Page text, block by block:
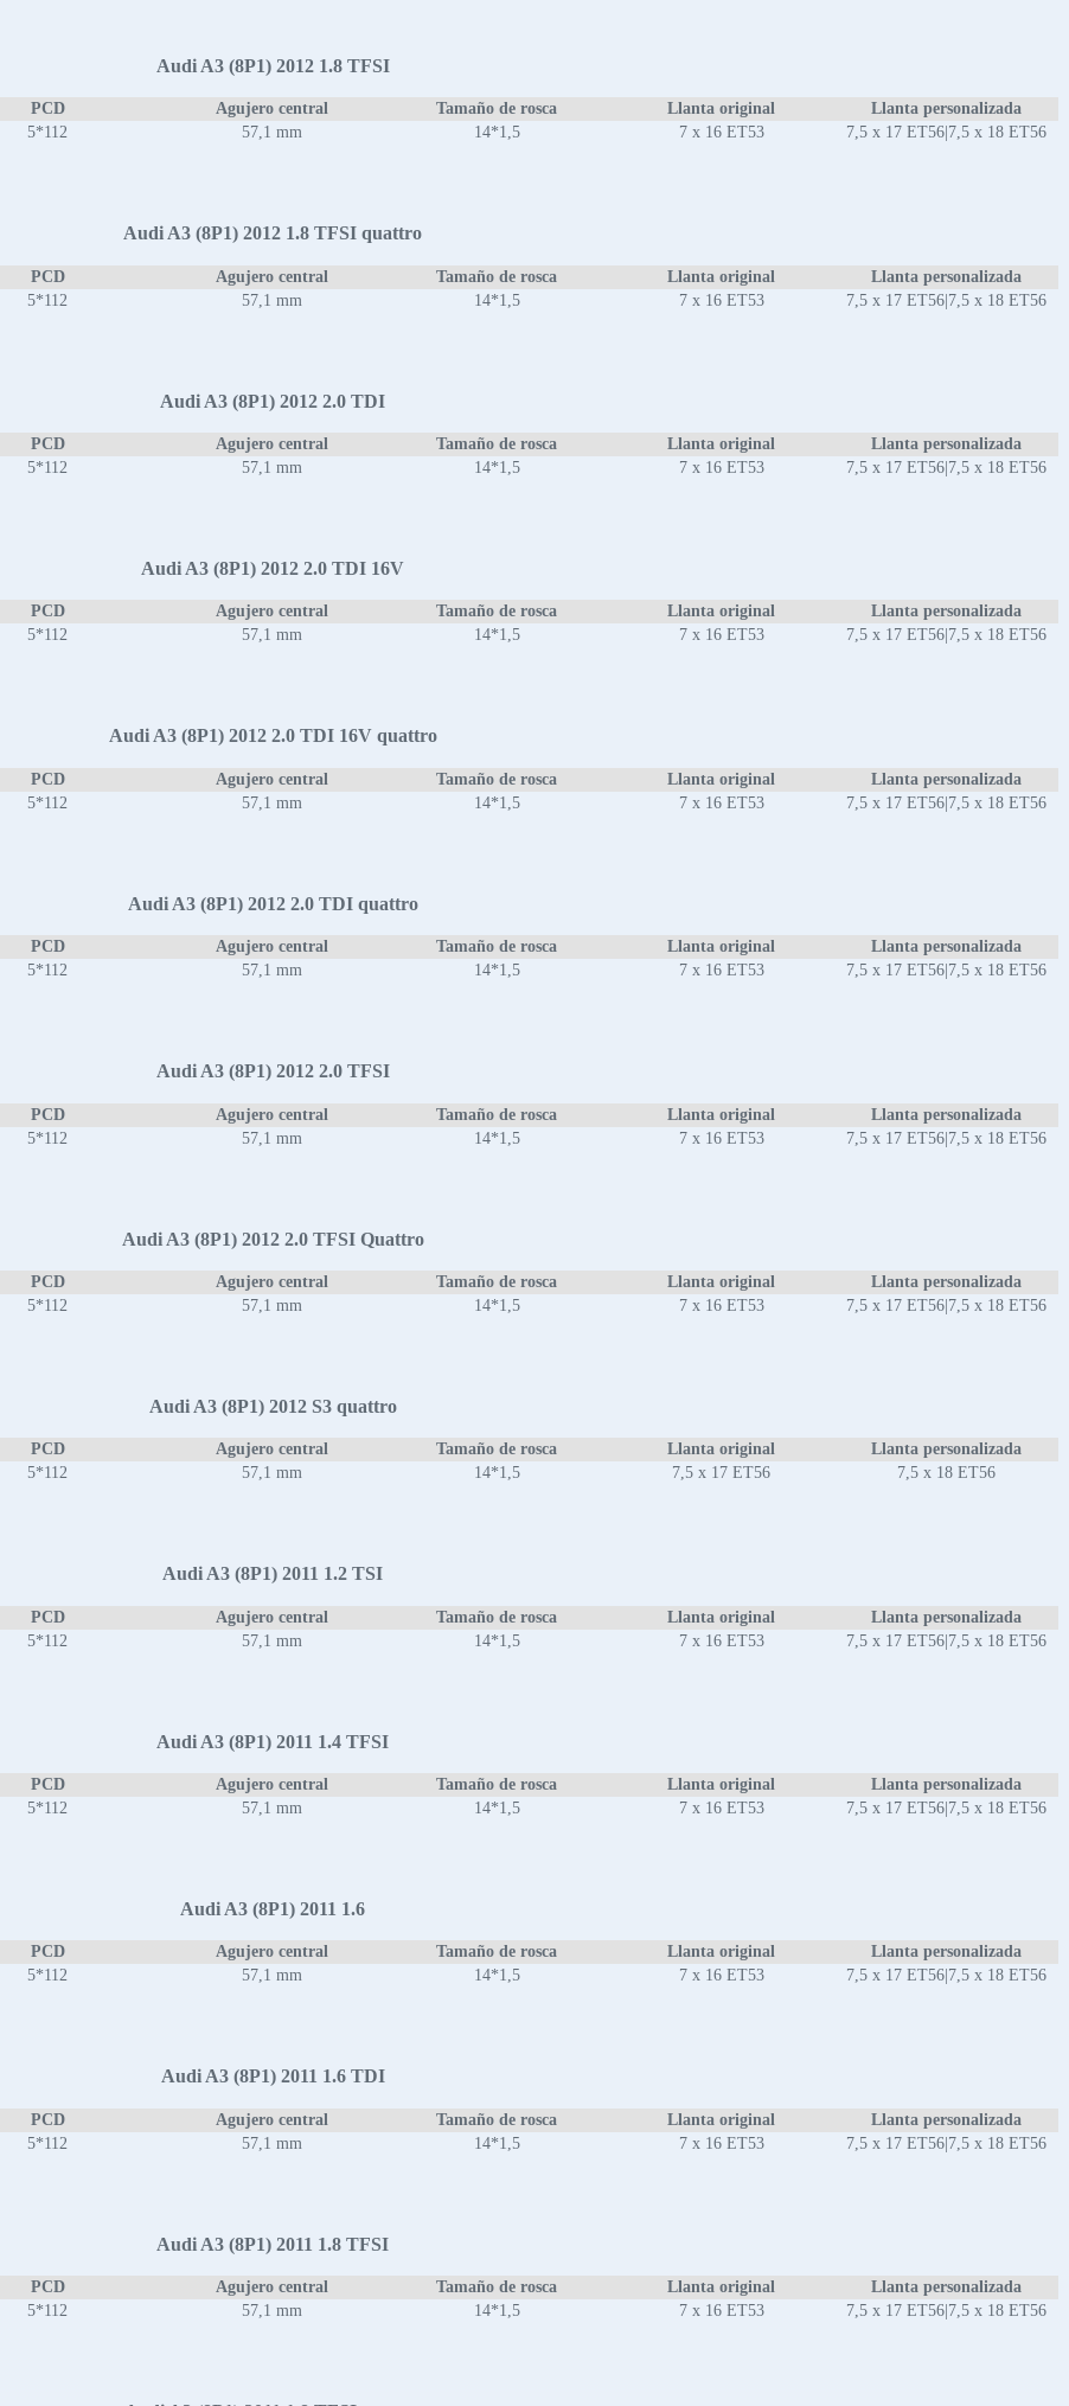
Audi A3 (8P1) 2012 1.8 TFSI
PCD Agujero central Tamaño de rosca Llanta original
Llanta personalizada
5*112 57,1 mm 14*1,5 7 x 16 ET53 7,5 x 17 ET56|7,5 x 18 ET56
Audi A3 (8P1) 2012 1.8 TFSI quattro
PCD Agujero central Tamaño de rosca Llanta original
Llanta personalizada
5*112 57,1 mm 14*1,5 7 x 16 ET53 7,5 x 17 ET56|7,5 x 18 ET56
Audi A3 (8P1) 2012 2.0 TDI
PCD Agujero central Tamaño de rosca Llanta original
Llanta personalizada
5*112 57,1 mm 14*1,5 7 x 16 ET53 7,5 x 17 ET56|7,5 x 18 ET56
Audi A3 (8P1) 2012 2.0 TDI 16V
PCD Agujero central Tamaño de rosca Llanta original
Llanta personalizada
5*112 57,1 mm 14*1,5 7 x 16 ET53 7,5 x 17 ET56|7,5 x 18 ET56
Audi A3 (8P1) 2012 2.0 TDI 16V quattro
PCD Agujero central Tamaño de rosca Llanta original
Llanta personalizada
5*112 57,1 mm 14*1,5 7 x 16 ET53 7,5 x 17 ET56|7,5 x 18 ET56
Audi A3 (8P1) 2012 2.0 TDI quattro
PCD Agujero central Tamaño de rosca Llanta original
Llanta personalizada
5*112 57,1 mm 14*1,5 7 x 16 ET53 7,5 x 17 ET56|7,5 x 18 ET56
Audi A3 (8P1) 2012 2.0 TFSI
PCD Agujero central Tamaño de rosca Llanta original
Llanta personalizada
5*112 57,1 mm 14*1,5 7 x 16 ET53 7,5 x 17 ET56|7,5 x 18 ET56
Audi A3 (8P1) 2012 2.0 TFSI Quattro
PCD Agujero central Tamaño de rosca Llanta original
Llanta personalizada
5*112 57,1 mm 14*1,5 7 x 16 ET53 7,5 x 17 ET56|7,5 x 18 ET56
Audi A3 (8P1) 2012 S3 quattro
PCD Agujero central Tamaño de rosca Llanta original
Llanta personalizada
5*112 57,1 mm 14*1,5 7,5 x 17 ET56 7,5 x 18 ET56
Audi A3 (8P1) 2011 1.2 TSI
PCD Agujero central Tamaño de rosca Llanta original
Llanta personalizada
5*112 57,1 mm 14*1,5 7 x 16 ET53 7,5 x 17 ET56|7,5 x 18 ET56
Audi A3 (8P1) 2011 1.4 TFSI
PCD Agujero central Tamaño de rosca Llanta original
Llanta personalizada
5*112 57,1 mm 14*1,5 7 x 16 ET53 7,5 x 17 ET56|7,5 x 18 ET56
Audi A3 (8P1) 2011 1.6
PCD Agujero central Tamaño de rosca Llanta original
Llanta personalizada
5*112 57,1 mm 14*1,5 7 x 16 ET53 7,5 x 17 ET56|7,5 x 18 ET56
Audi A3 (8P1) 2011 1.6 TDI
PCD Agujero central Tamaño de rosca Llanta original
Llanta personalizada
5*112 57,1 mm 14*1,5 7 x 16 ET53 7,5 x 17 ET56|7,5 x 18 ET56
Audi A3 (8P1) 2011 1.8 TFSI
PCD Agujero central Tamaño de rosca Llanta original
Llanta personalizada
5*112 57,1 mm 14*1,5 7 x 16 ET53 7,5 x 17 ET56|7,5 x 18 ET56